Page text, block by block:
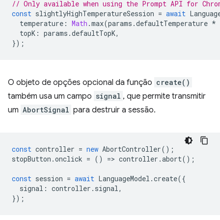
// Only available when using the Prompt API for
const slightlyHighTemperatureSession = await
temperature : Math .max(params .defaultTemperature *
topK : params .defaultTopK,
});
O objeto de opções opcional da função create()
também usa um campo signal , que permite transmitir
um AbortSignal para destruir a sessão.
const controller = new AbortController();
stopButton .onclick = () => controller .abort();
const session = await LanguageModel .create({
signal : controller . signal,
});